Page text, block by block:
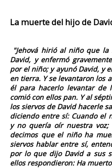
La muerte del hijo de
"Jehová hirió al niño que
David, y enfermó
por el niño; y ayunó David, y
en tierra. Y se levantaron los
él para hacerlo levantar
comió con ellos pan. Y al
los siervos de David hacerle
diciendo entre sí: Cuando el
y no quería oír nuestra
decimos que el niño ha
siervos hablar entre sí,
por lo que dijo David a sus
ellos respondieron: Ha